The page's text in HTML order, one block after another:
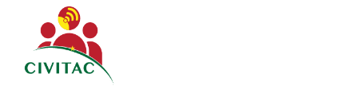
Aller au contenu principal